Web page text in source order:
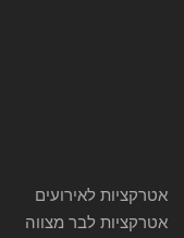
אטרקציות לאירועים
אטרקציות לבר מצווה